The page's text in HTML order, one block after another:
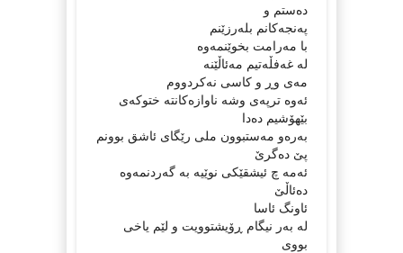
ده‌ستم و
په‌نجه‌كانم بله‌رزێنم
با مه‌رامت بخوێنمه‌وه‌
له‌ غه‌فڵه‌تیم مه‌ئاڵێنه‌
مه‌ی وڕ و كاسی نه‌كردووم
ئه‌وه‌ ترپه‌ی وشه‌ ناوازه‌كانته‌ ختوكه‌ی
بێهۆشیم ده‌دا
به‌ره‌و مه‌ستبوون ملی رێگای ئاشق بوونم
پێ ده‌گرێ
ئه‌مه‌ چ ئیشقێكی نوێیه‌ به‌ گه‌ردنمه‌وه‌
ده‌ئاڵێ
ئاونگ ئاسا
له‌ به‌ر نیگام ڕۆیشتوویت و لێم یاخی
بووی